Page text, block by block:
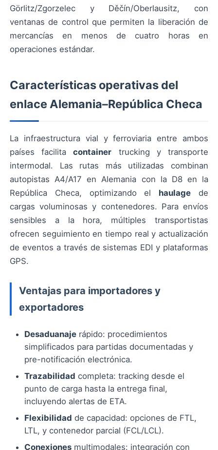
Görlitz/Zgorzelec y Děčín/Oberlausitz, con
ventanas de control que permiten la liberación de
mercancías en menos de cuatro horas en
operaciones estándar.
Características operativas del
enlace Alemania–República Checa
La infraestructura vial y ferroviaria entre ambos
países facilitacontainer trucking y transporte
intermodal. Las rutas más utilizadas combinan
autopistas A4/A17 en Alemania con la D8 en la
República Checa, optimizando el haulage de
cargas voluminosas y contenedores. Para envíos
sensibles a la hora, múltiples transportistas
ofrecen seguimiento en tiempo real y actualización
de eventos a través de sistemas EDI y plataformas
GPS.
Ventajas para importadores y
exportadores
Desaduanaje rápido: procedimientos
simplificados para partidas documentadas y
pre-notificación electrónica.
Trazabilidad completa: tracking desde el
punto de carga hasta la entrega final,
incluyendo alertas de ETA.
Flexibilidad de capacidad: opciones de FTL,
LTL, y contenedor parcial (FCL/LCL).
Conexiones multimodales: integración con